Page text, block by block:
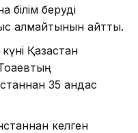
білім беруді
қалмайтынын айтты.
Қазақстан
35 қандас
келген